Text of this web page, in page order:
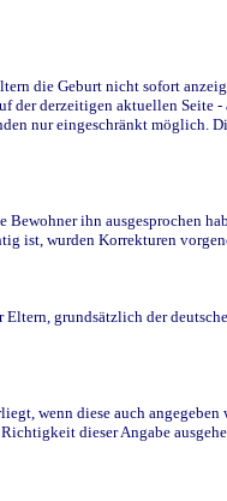
die Geburt nicht sofort
der derzeitigen aktuellen Seite -
nur eingeschränkt möglich.
ihn ausgesprochen
ist, wurden Korrekturen
grundsätzlich der deutsche
wenn diese auch angegeben
dieser Angabe